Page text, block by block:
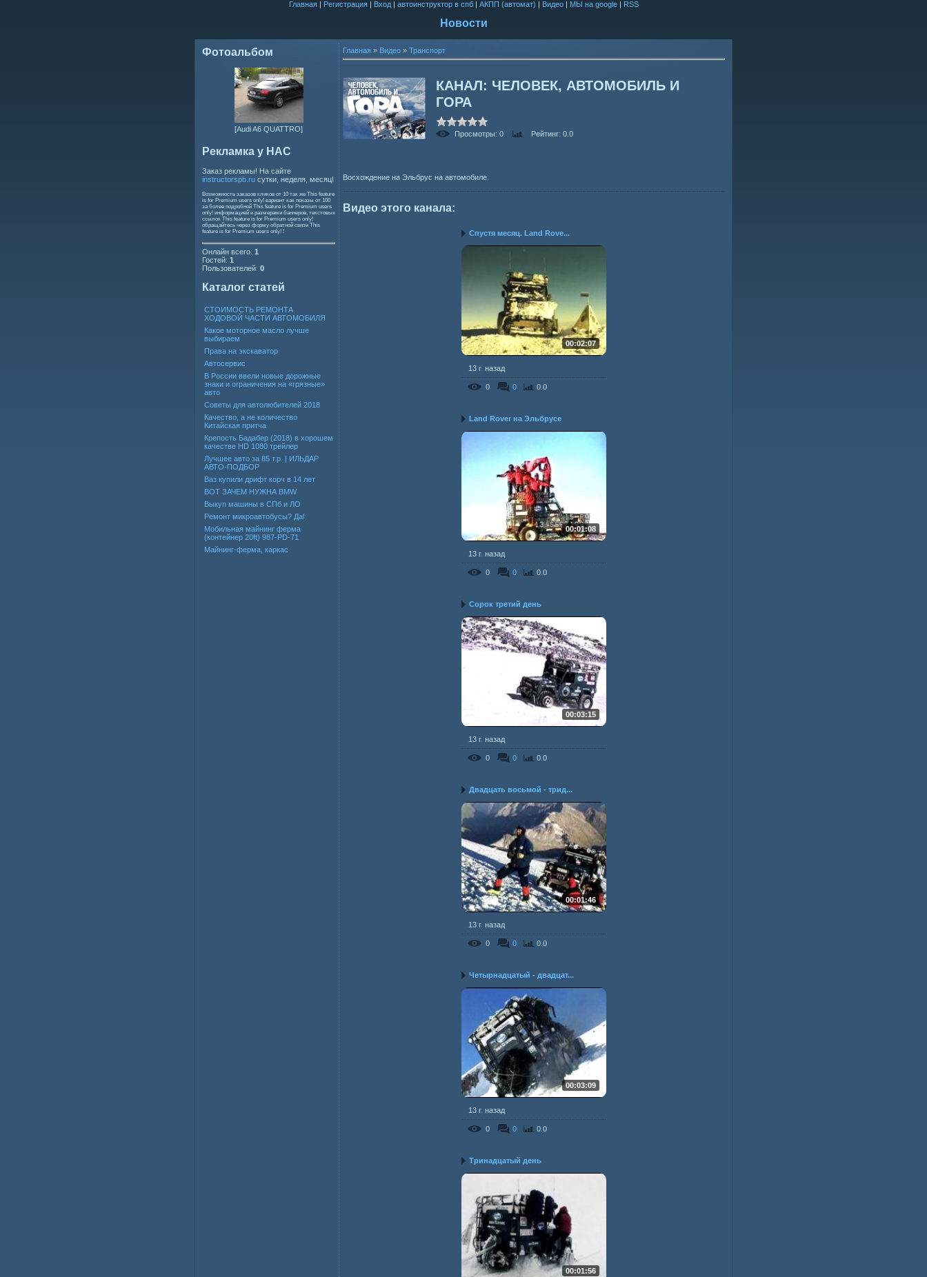
Главная| Регистрация| Вход| автоинструктор в спб| АКПП (автомат) | Видео| МЫ на google| RSS
Новости
Фотоальбом
[Audi A6 QUATTRO]
Рекламка у НАС
Заказ рекламы! На сайте
instructorspb.ru сутки, неделя, месяц!
Возможность заказов кликов от 10 так же This feature
is for Premium users only! вариант как показы от 100
за более подробной This feature is for Premium users
only! информацией и размерами баннеров, текстовых
ссылок This feature is for Premium users only!
обращайтесь через форму обратной связи This
feature is for Premium users only! !
Онлайн всего: 1
Гостей: 1
Пользователей: 0
Каталог статей
СТОИМОСТЬ РЕМОНТА
ХОДОВОЙ ЧАСТИ АВТОМОБИЛЯ
Какое моторное масло лучше
выбираем
Права на экскаватор
Автосервис
В России ввели новые дорожные
знаки и ограничения на «грязные»
авто
Советы для автолюбителей 2018
Качество, а не количество
Китайская притча
Крепость Бадабер (2018) в хорошем
качестве HD 1080 трейлер
Лучшее авто за 85 т.р. | ИЛЬДАР
АВТО-ПОДБОР
Ваз купили дрифт корч в 14 лет
ВОТ ЗАЧЕМ НУЖНА BMW
Выкуп машины в СПб и ЛО
Ремонт микроавтобусы? Да!
Мобильная майнинг ферма
(контейнер 20ft) 987-PD-71
Майнинг-ферма, каркас
Главная » Видео » Транспорт
КАНАЛ: ЧЕЛОВЕК, АВТОМОБИЛЬ И
ГОРА
Просмотры: 0 Рейтинг: 0.0
Восхождение на Эльбрус на автомобиле.
Видео этого канала:
Спустя месяц. Land Rove...
00:02:07
13 г. назад
0 0 0.0
Land Rover на Эльбрусе
00:01:08
13 г. назад
0 0 0.0
Сорок третий день
00:03:15
13 г. назад
0 0 0.0
Двадцать восьмой - трид...
00:01:46
13 г. назад
0 0 0.0
Четырнадцатый - двадцат...
00:03:09
13 г. назад
0 0 0.0
Тринадцатый день
00:01:56